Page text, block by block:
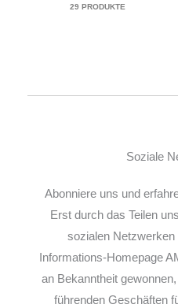
29 PRODUKTE
Soziale
Abonniere uns und
Erst durch das Teilen
sozialen
Informations-Homepage
an Bekanntheit
führenden Geschäften